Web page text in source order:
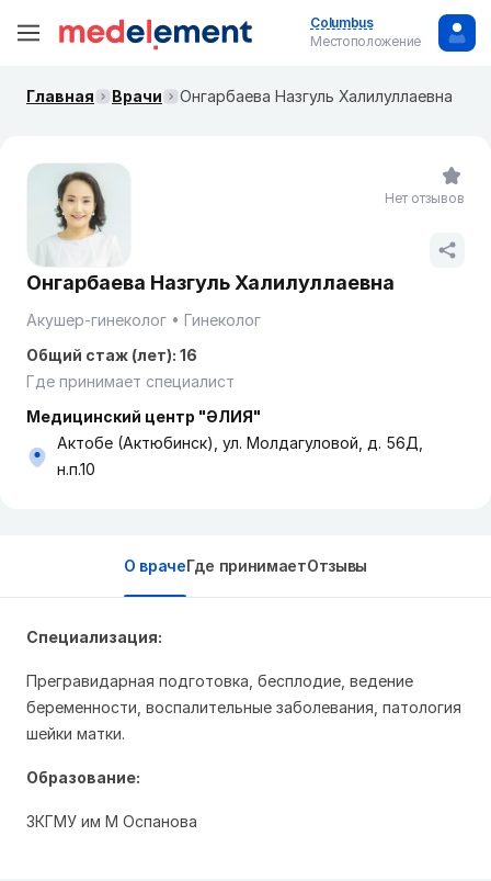
Columbus
Местоположение
Главная Врачи Онгарбаева Назгуль Халилуллаевна
Онгарбаева Назгуль Халилуллаевна
Акушер-гинеколог
Гинеколог
Общий стаж (лет): 16
Где принимает специалист
Медицинский центр "ӘЛИЯ"
Актобе (Актюбинск), ул. Молдагуловой, д. 56Д,
н.п.10
Нет отзывов
О врачеГде принимаетОтзывы
Специализация:
Прегравидарная подготовка, бесплодие, ведение
беременности, воспалительные заболевания, патология
шейки матки.
Образование:
ЗКГМУ им М Оспанова